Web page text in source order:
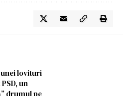
lovituri
un